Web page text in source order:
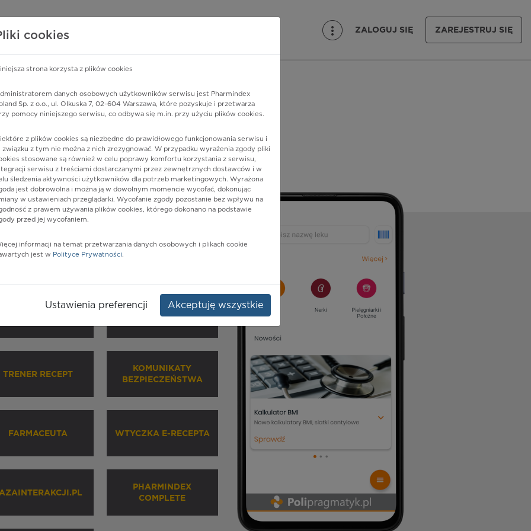
o lekach
PHARMINDEX ZALOGUJ SIĘ ZAREJESTRUJ SIĘ
podażą energii
ochrony zdrowia
INHALATORY
TRENER RECEPT
KOMUNIKATY
BEZPIECZEŃSTWA
FARMACEUTA WTYCZKA E-RECEPTA
PHARMINDEX
COMPLETE
cookies
strona korzysta z plików cookies
danych osobowych użytkowników serwisu jest Pharmindex
Sp. z o.o., ul. Olkuska 7, 02-604 Warszawa, które pozyskuje i przetwarza
pomocy niniejszego serwisu, co odbywa się m.in. przy użyciu plików cookies.
z plików cookies są niezbędne do prawidłowego funkcjonowania serwisu i
związku z tym nie można z nich zrezygnować. W przypadku wyrażenia zgody pliki
stosowane są również w celu poprawy komfortu korzystania z serwisu,
serwisu z treściami dostarczanymi przez zewnętrznych dostawców i w
śledzenia aktywności użytkowników dla potrzeb marketingowych. Wyrażona
jest dobrowolna i można ją w dowolnym momencie wycofać, dokonując
w ustawieniach przeglądarki. Wycofanie zgody pozostanie bez wpływu na
z prawem używania plików cookies, którego dokonano na podstawie
przed jej wycofaniem.
informacji na temat przetwarzania danych osobowych i plikach cookie
jest w Polityce Prywatności.
Ustawienia preferencji Akceptuję wszystkie